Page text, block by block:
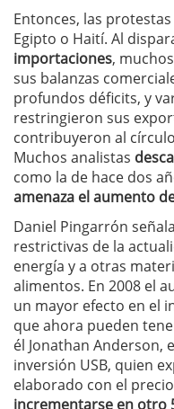
Entonces, las
Egipto o Haití. Al
importaciones,
sus balanzas
profundos déficits, y
restringieron sus
contribuyeron al
Muchos analistas
como la de hace dos
amenaza el aumento
Daniel Pingarrón
restrictivas de la
energía y a otras
alimentos. En 2008 el
un mayor efecto en el
que ahora pueden
él Jonathan Anderson,
inversión USB, quien
elaborado con el
incrementarse en otro